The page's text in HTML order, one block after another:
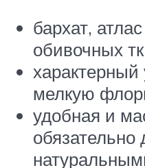
бархат,
обивочных
характерный
мелкую
удобная и